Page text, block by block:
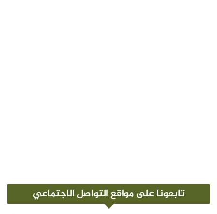
تابعونا على مواقع التواصل الاجتماعي